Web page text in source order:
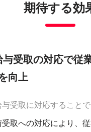
期待する効
与受取の対応で従
向上
受取に対応すること
受取への対応により、